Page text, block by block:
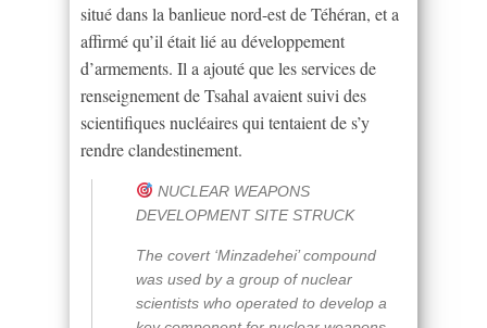
situé dans la banlieue nord-est de Téhéran, et a
affirmé qu’il était lié au développement
d’armements. Il a ajouté que les services de
renseignement de Tsahal avaient suivi des
scientifiques nucléaires qui tentaient de s’y
rendre clandestinement.
NUCLEAR WEAPONS
DEVELOPMENT SITE STRUCK
The covert ‘Minzadehei’ compound
was used by a group of nuclear
scientists who operated to develop a